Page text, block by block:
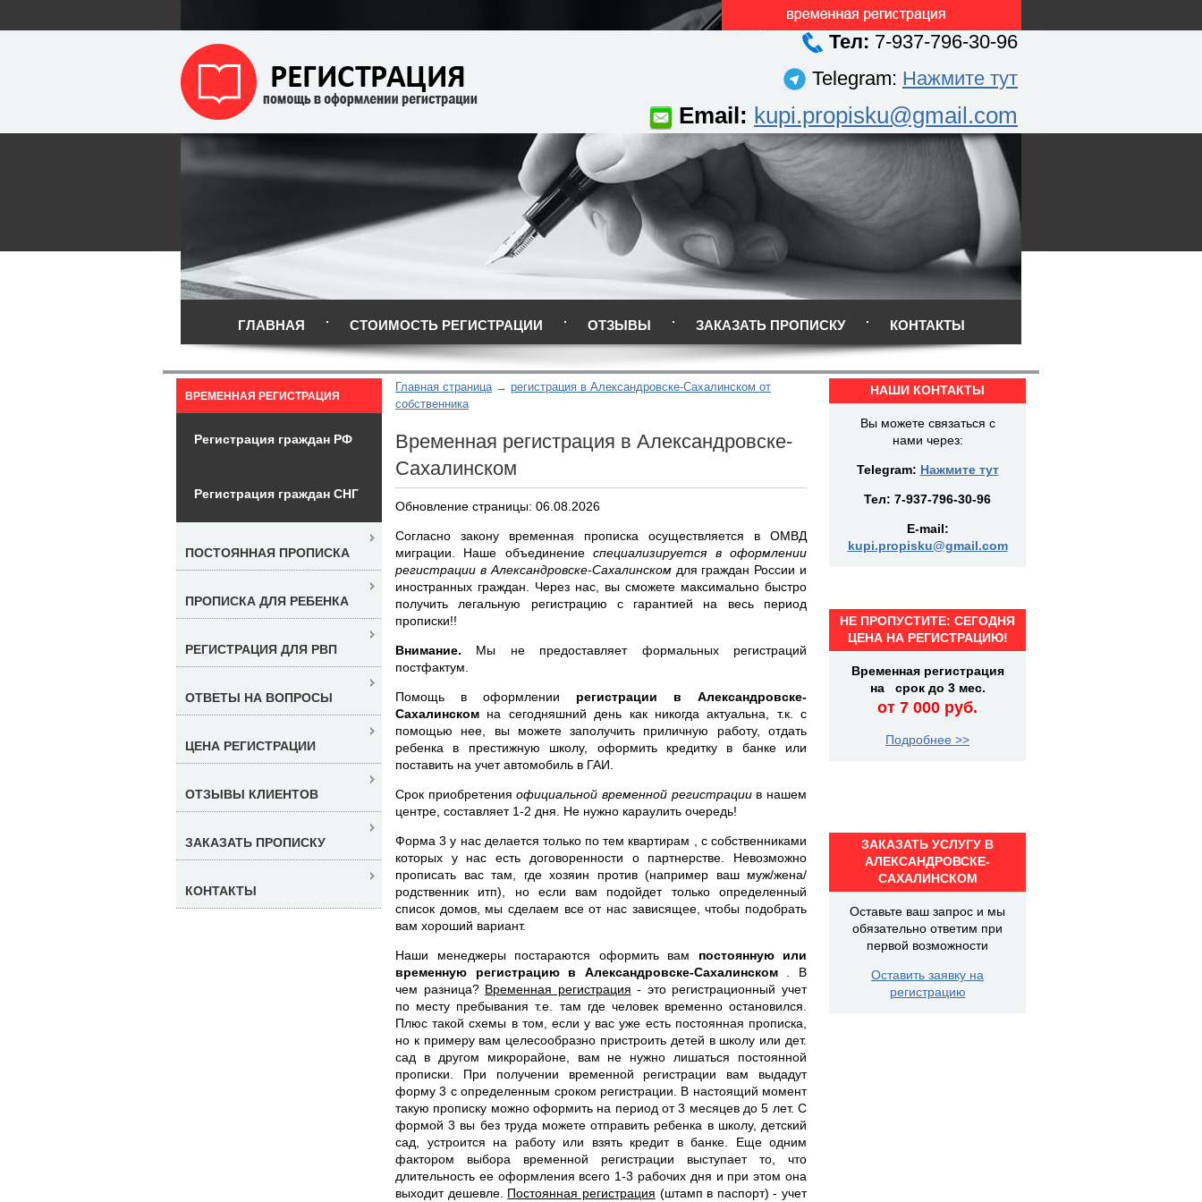
Тел: 7-937-796-30-96
Telegram: Нажмите тут
Email: kupi.propisku@gmail.com
ГЛАВНАЯ СТОИМОСТЬ РЕГИСТРАЦИИ ОТЗЫВЫ ЗАКАЗАТЬ ПРОПИСКУ КОНТАКТЫ
Главная страница
регистрация в Александровске-Сахалинском от
собственника
Временная регистрация в Александровске-
Сахалинском
Обновление страницы: 06.08.2026
Согласно закону временная прописка осуществляется в ОМВД
миграции. Наше объединениеспециализируется в оформлении
регистрации в Александровске-Сахалинском для граждан России и
иностранных граждан. Через нас, вы сможете максимально быстро
получить легальную регистрацию с гарантией на весь период
прописки!!
Внимание. Мы не предоставляет формальных регистраций
постфактум.
Помощь в оформлении регистрации в Александровске-
Сахалинском на сегодняшний день как никогда актуальна, т.к. с
помощью нее, вы можете заполучить приличную работу, отдать
ребенка в престижную школу, оформить кредитку в банке или
поставить на учет автомобиль в ГАИ.
Срок приобретенияофициальной временной регистрации в нашем
центре, составляет 1-2 дня. Не нужно караулить очередь!
Форма 3 у нас делается только по тем квартирам , с собственниками
которых у нас есть договоренности о партнерстве. Невозможно
прописать вас там, где хозяин против (например ваш муж/жена/
родственник итп), но если вам подойдет только определенный
список домов, мы сделаем все от нас зависящее, чтобы подобрать
вам хороший вариант.
Наши менеджеры постараются оформить вам постоянную или
временную регистрацию в Александровске-Сахалинском
. В
чем разница? Временная регистрация - это регистрационный учет
по месту пребывания т.е. там где человек временно остановился.
Плюс такой схемы в том, если у вас уже есть постоянная прописка,
но к примеру вам целесообразно пристроить детей в школу или дет.
сад в другом микрорайоне, вам не нужно лишаться постоянной
прописки. При получении временной регистрации вам выдадут
форму 3 с определенным сроком регистрации. В настоящий момент
такую прописку можно оформить на период от 3 месяцев до 5 лет. С
формой 3 вы без труда можете отправить ребенка в школу, детский
сад, устроится на работу или взять кредит в банке. Еще одним
фактором выбора временной регистрации выступает то, что
длительность ее оформления всего 1-3 рабочих дня и при этом она
выходит дешевле. Постоянная регистрация (штамп в паспорт) - учет
ВРЕМЕННАЯ РЕГИСТРАЦИЯ
Регистрация граждан РФ
Регистрация граждан СНГ
ПОСТОЯННАЯ ПРОПИСКА
ПРОПИСКА ДЛЯ РЕБЕНКА
РЕГИСТРАЦИЯ ДЛЯ РВП
ОТВЕТЫ НА ВОПРОСЫ
ЦЕНА РЕГИСТРАЦИИ
ОТЗЫВЫ КЛИЕНТОВ
ЗАКАЗАТЬ ПРОПИСКУ
КОНТАКТЫ
НАШИ КОНТАКТЫ
Вы можете связаться с
нами через:
Telegram: Нажмите тут
Тел: 7-937-796-30-96
E-mail:
kupi.propisku@gmail.com
НЕ ПРОПУСТИТЕ: СЕГОДНЯ
ЦЕНА НА РЕГИСТРАЦИЮ!
Временная регистрация
на срок до 3 мес.
от 7 000 руб.
Подробнее >>
ЗАКАЗАТЬ УСЛУГУ В
АЛЕКСАНДРОВСКЕ-
САХАЛИНСКОМ
Оставьте ваш запрос и мы
обязательно ответим при
первой возможности
Оставить заявку на
регистрацию